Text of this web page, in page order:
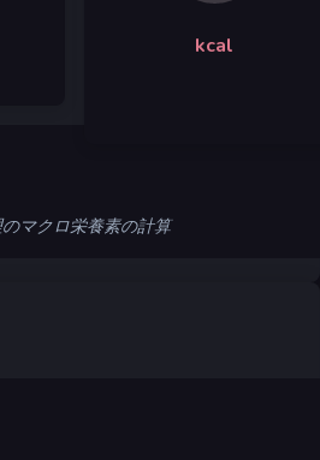
kcal
マクロ栄養素の計算